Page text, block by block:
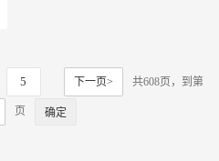
5 下一页> 共608页，到第
页